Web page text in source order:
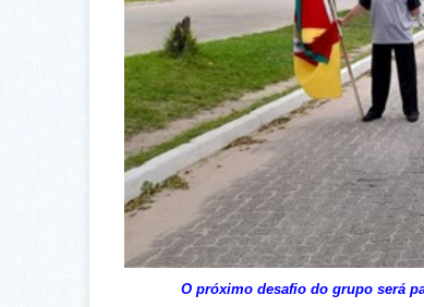
O próximo desafio do grupo será